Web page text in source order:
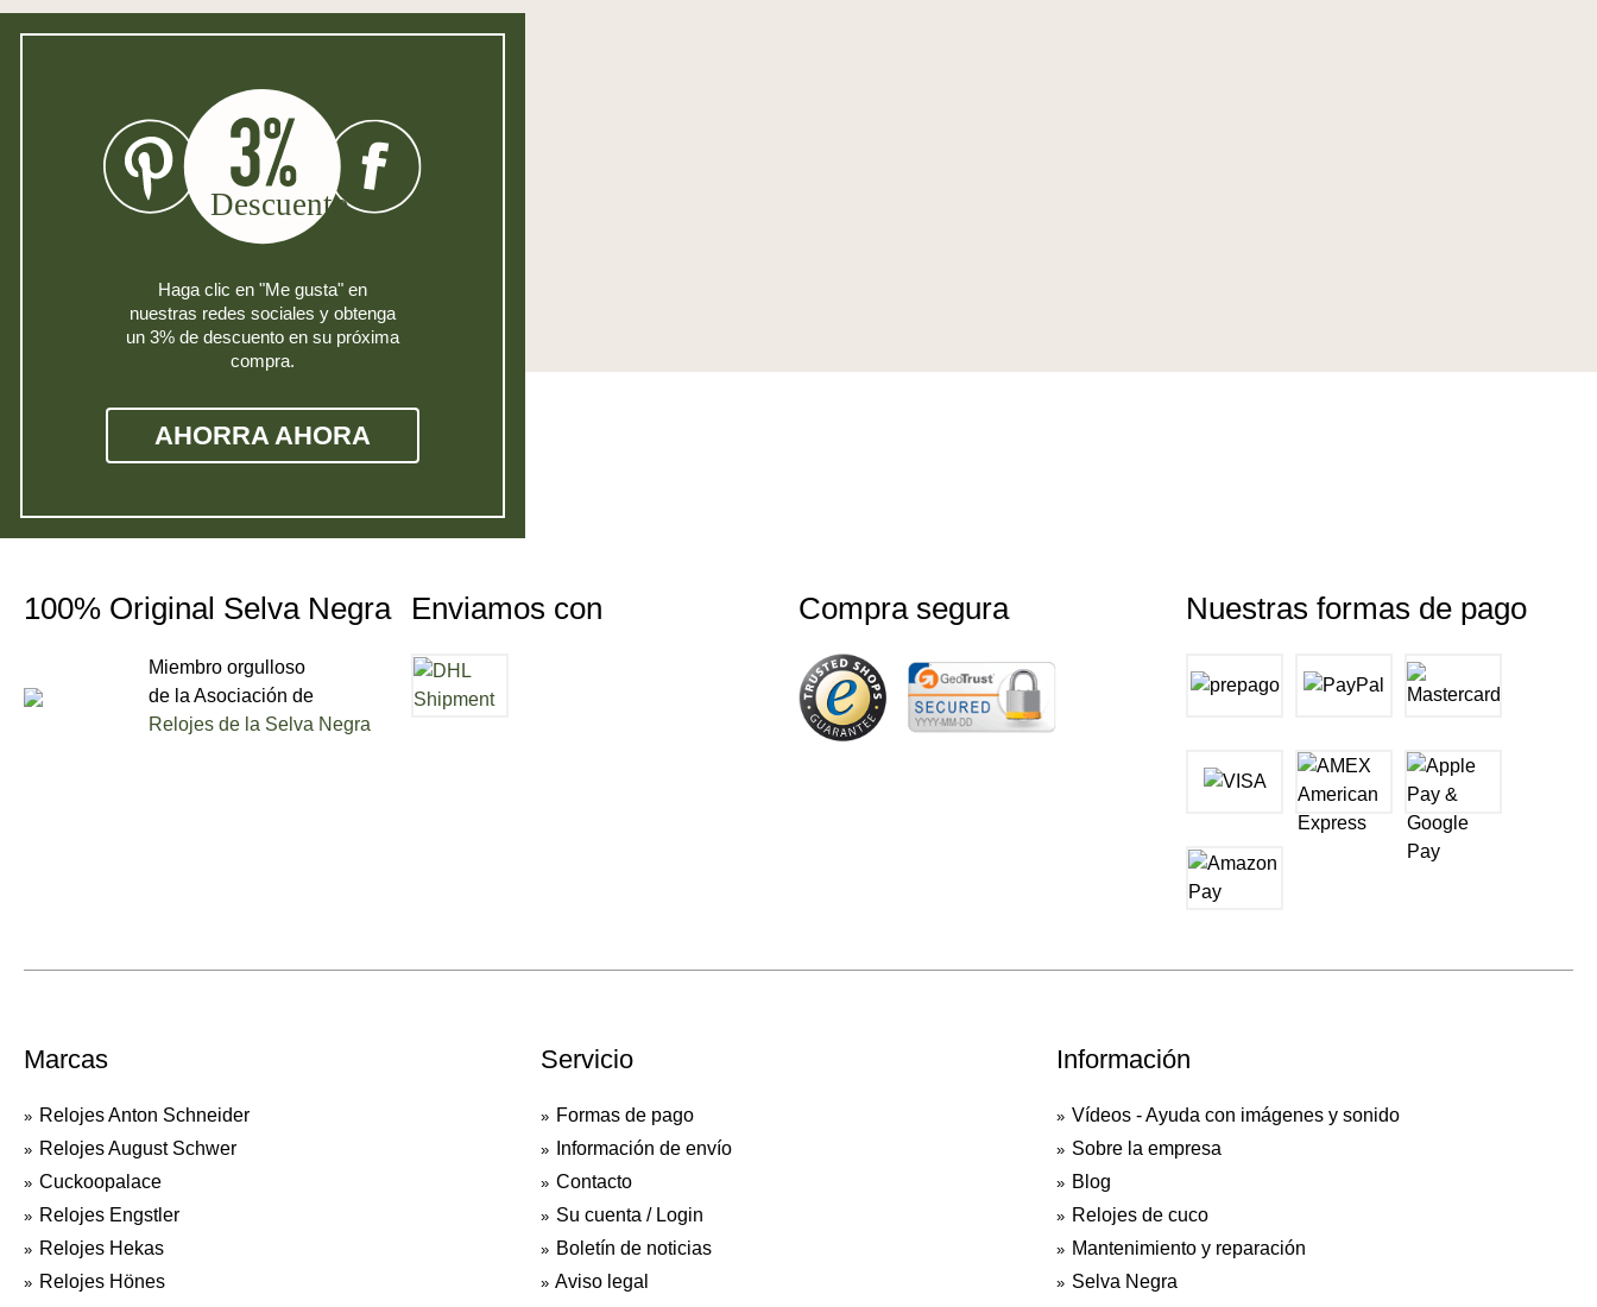
Haga clic en "Me gusta" en
nuestras redes sociales y obtenga
un 3% de descuento en su próxima
compra.
AHORRA AHORA
100% Original Selva Negra
Miembro orgulloso
de la Asociación de
Relojes de la Selva Negra
Compra segura
Enviamos con Nuestras formas de pago
Marcas
Relojes Anton Schneider
Relojes August Schwer
Cuckoopalace
Relojes Engstler
Relojes Hekas
Relojes Hönes
Servicio
Formas de pago
Información de envío
Contacto
Su cuenta / Login
Boletín de noticias
Aviso legal
Información
Vídeos - Ayuda con imágenes y sonido
Sobre la empresa
Blog
Relojes de cuco
Mantenimiento y reparación
Selva Negra